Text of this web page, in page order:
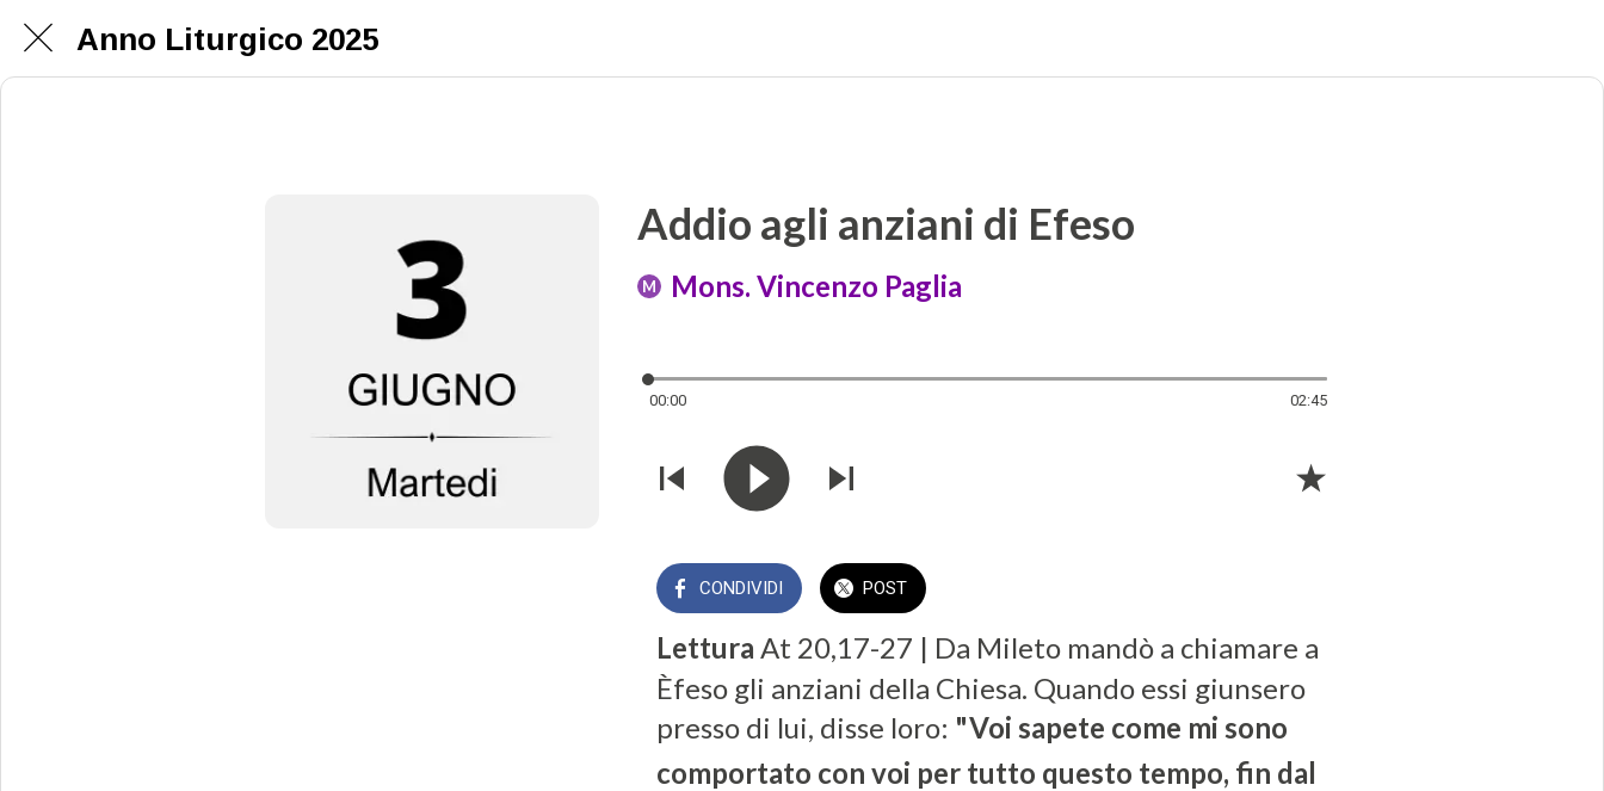
Anno Liturgico 2025
Addio agli anziani di Efeso
M Mons. Vincenzo Paglia
00:00 02:45
CONDIVIDI POST
Lettura At 20,17-27 | Da Mileto mandò a chiamare a
Èfeso gli anziani della Chiesa. Quando essi giunsero
presso di lui, disse loro: "Voi sapete come mi sono
comportato con voi per tutto questo tempo, fin dal